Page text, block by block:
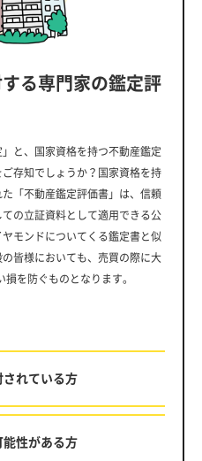
る専門家の鑑定評
と、国家資格を持つ不動産鑑定
存知でしょうか？国家資格を持
「不動産鑑定評価書」は、信頼
の立証資料として適用できる公
モンドについてくる鑑定書と似
皆様においても、売買の際に大
を防ぐものとなります。
されている方
能性がある方